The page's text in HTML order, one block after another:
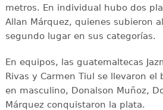
metros. En individual hubo dos
Allan Márquez, quienes subieron
segundo lugar en sus categorías.
En equipos, las guatemaltecas
Rivas y Carmen Tiul se llevaron el
en masculino, Donalson Muñoz,
Márquez conquistaron la plata.